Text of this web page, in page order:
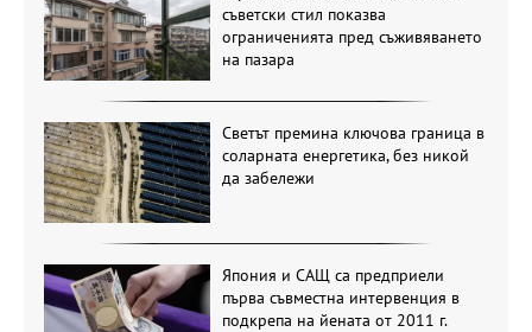
съветски стил показва
ограниченията пред съживяването
на пазара
Светът премина ключова граница в
соларната енергетика, без никой
да забележи
Япония и САЩ са предприели
първа съвместна интервенция в
подкрепа на йената от 2011 г.